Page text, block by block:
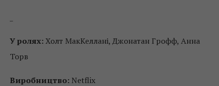
У ролях:Холт МакКеллані, Джонатан Грофф, Анна
Торв
Виробництво: Netflix